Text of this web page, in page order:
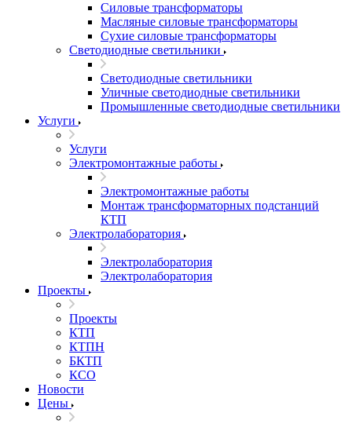
Силовые трансформаторы
Масляные силовые трансформаторы
Сухие силовые трансформаторы
Светодиодные светильники
Светодиодные светильники
Уличные светодиодные светильники
Промышленные светодиодные светильники
Услуги
Услуги
Электромонтажные работы
Электромонтажные работы
Монтаж трансформаторных подстанций
КТП
Электролаборатория
Электролаборатория
Электролаборатория
Проекты
Проекты
КТП
КТПН
БКТП
КСО
Новости
Цены